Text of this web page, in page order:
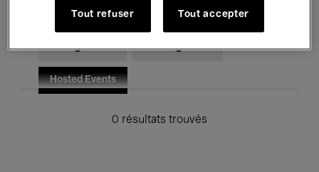
Pour tous Kids’ Palace
Enseignement Visites guidées
Hosted Events
0 résultats trouvés
Tout refuser Tout accepter